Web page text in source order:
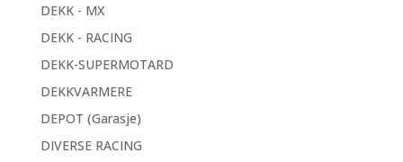
DEKK - MX
DEKK - RACING
DEKK-SUPERMOTARD
DEKKVARMERE
DEPOT (Garasje)
DIVERSE RACING